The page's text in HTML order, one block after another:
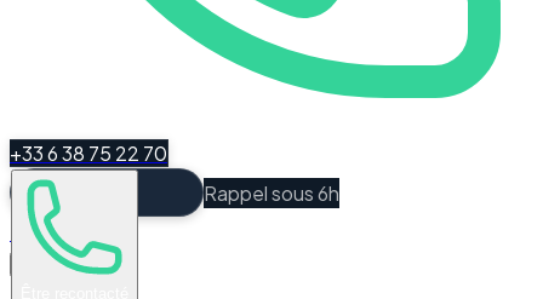
+33 6 38 75 22 70
Rappel sous 6h
Espace Client